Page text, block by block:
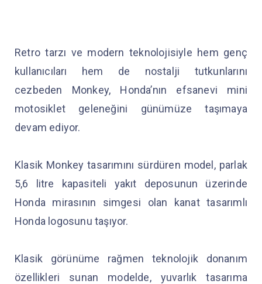
Retro tarzı ve modern teknolojisiyle hem genç
kullanıcıları hem de nostalji tutkunlarını
cezbeden Monkey, Honda’nın efsanevi mini
motosiklet geleneğini günümüze taşımaya
devam ediyor.
Klasik Monkey tasarımını sürdüren model, parlak
5,6 litre kapasiteli yakıt deposunun üzerinde
Honda mirasının simgesi olan kanat tasarımlı
Honda logosunu taşıyor.
Klasik görünüme rağmen teknolojik donanım
özellikleri sunan modelde, yuvarlık tasarıma